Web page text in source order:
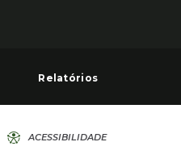
Relatórios
ACESSIBILIDADE